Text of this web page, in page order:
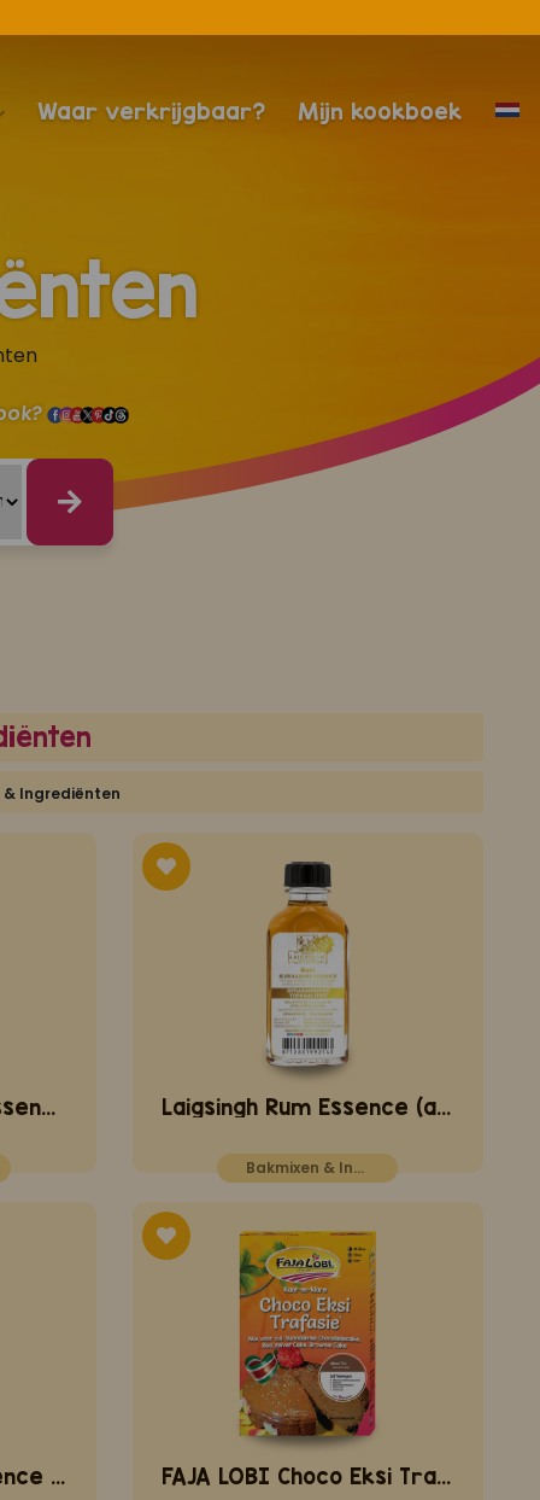
Waar verkrijgbaar? Mijn kookboek
& Ingrediënten
Laigsingh Amandel Essence (aroma) 50 ml Laigsingh Rum Essence (aroma) 50 ml
Bakmixen & Ingrediënten
Laigsingh Vanille Essence (aroma) 50 ml FAJA LOBI Choco Eksi Trafasie 400 gr